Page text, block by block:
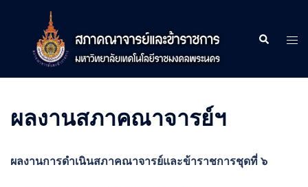
content
Search
ผลงานสภาคณาจารย์ฯ
ผลงานการดำเนินสภาคณาจารย์และข้าราชการชุดที่ ๖